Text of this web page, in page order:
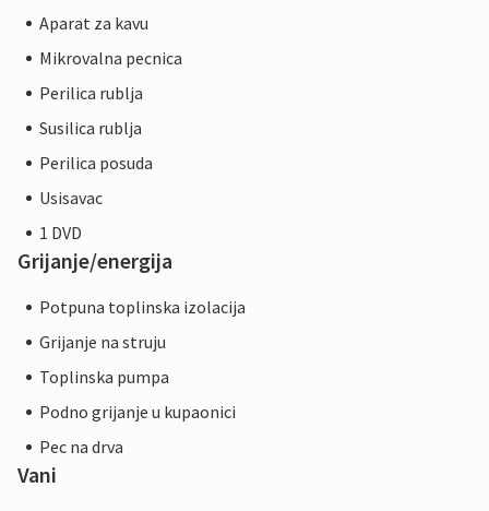
Aparat za kavu
Mikrovalna pecnica
Perilica rublja
Susilica rublja
Perilica posuda
Usisavac
1 DVD
Grijanje/energija
Potpuna toplinska izolacija
Grijanje na struju
Toplinska pumpa
Podno grijanje u kupaonici
Pec na drva
Vani